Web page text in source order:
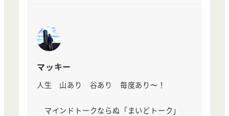
マッキー
人生 山あり 谷あり 毎度あり〜！
マインドトークならぬ「まいどトーク」